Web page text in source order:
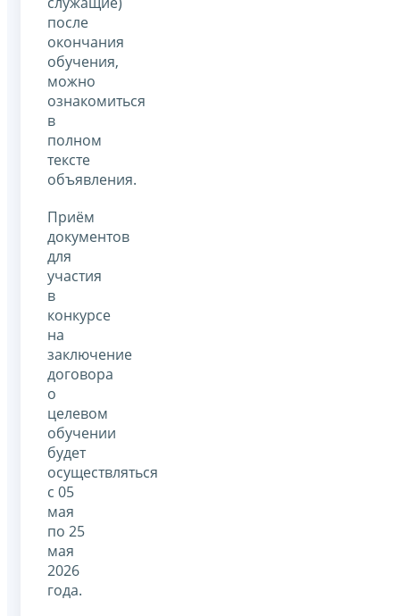
после
окончания
обучения,
можно
ознакомиться
в
полном
тексте
объявления.
Приём
документов
для
участия
в
конкурсе
на
заключение
договора
о
целевом
обучении
будет
осуществляться
с 05
мая
по 25
мая
2026
года.